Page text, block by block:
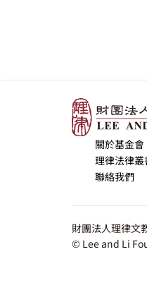
關於基金會
理律法律叢
聯絡我們
財團法人理律文
© Lee and Li